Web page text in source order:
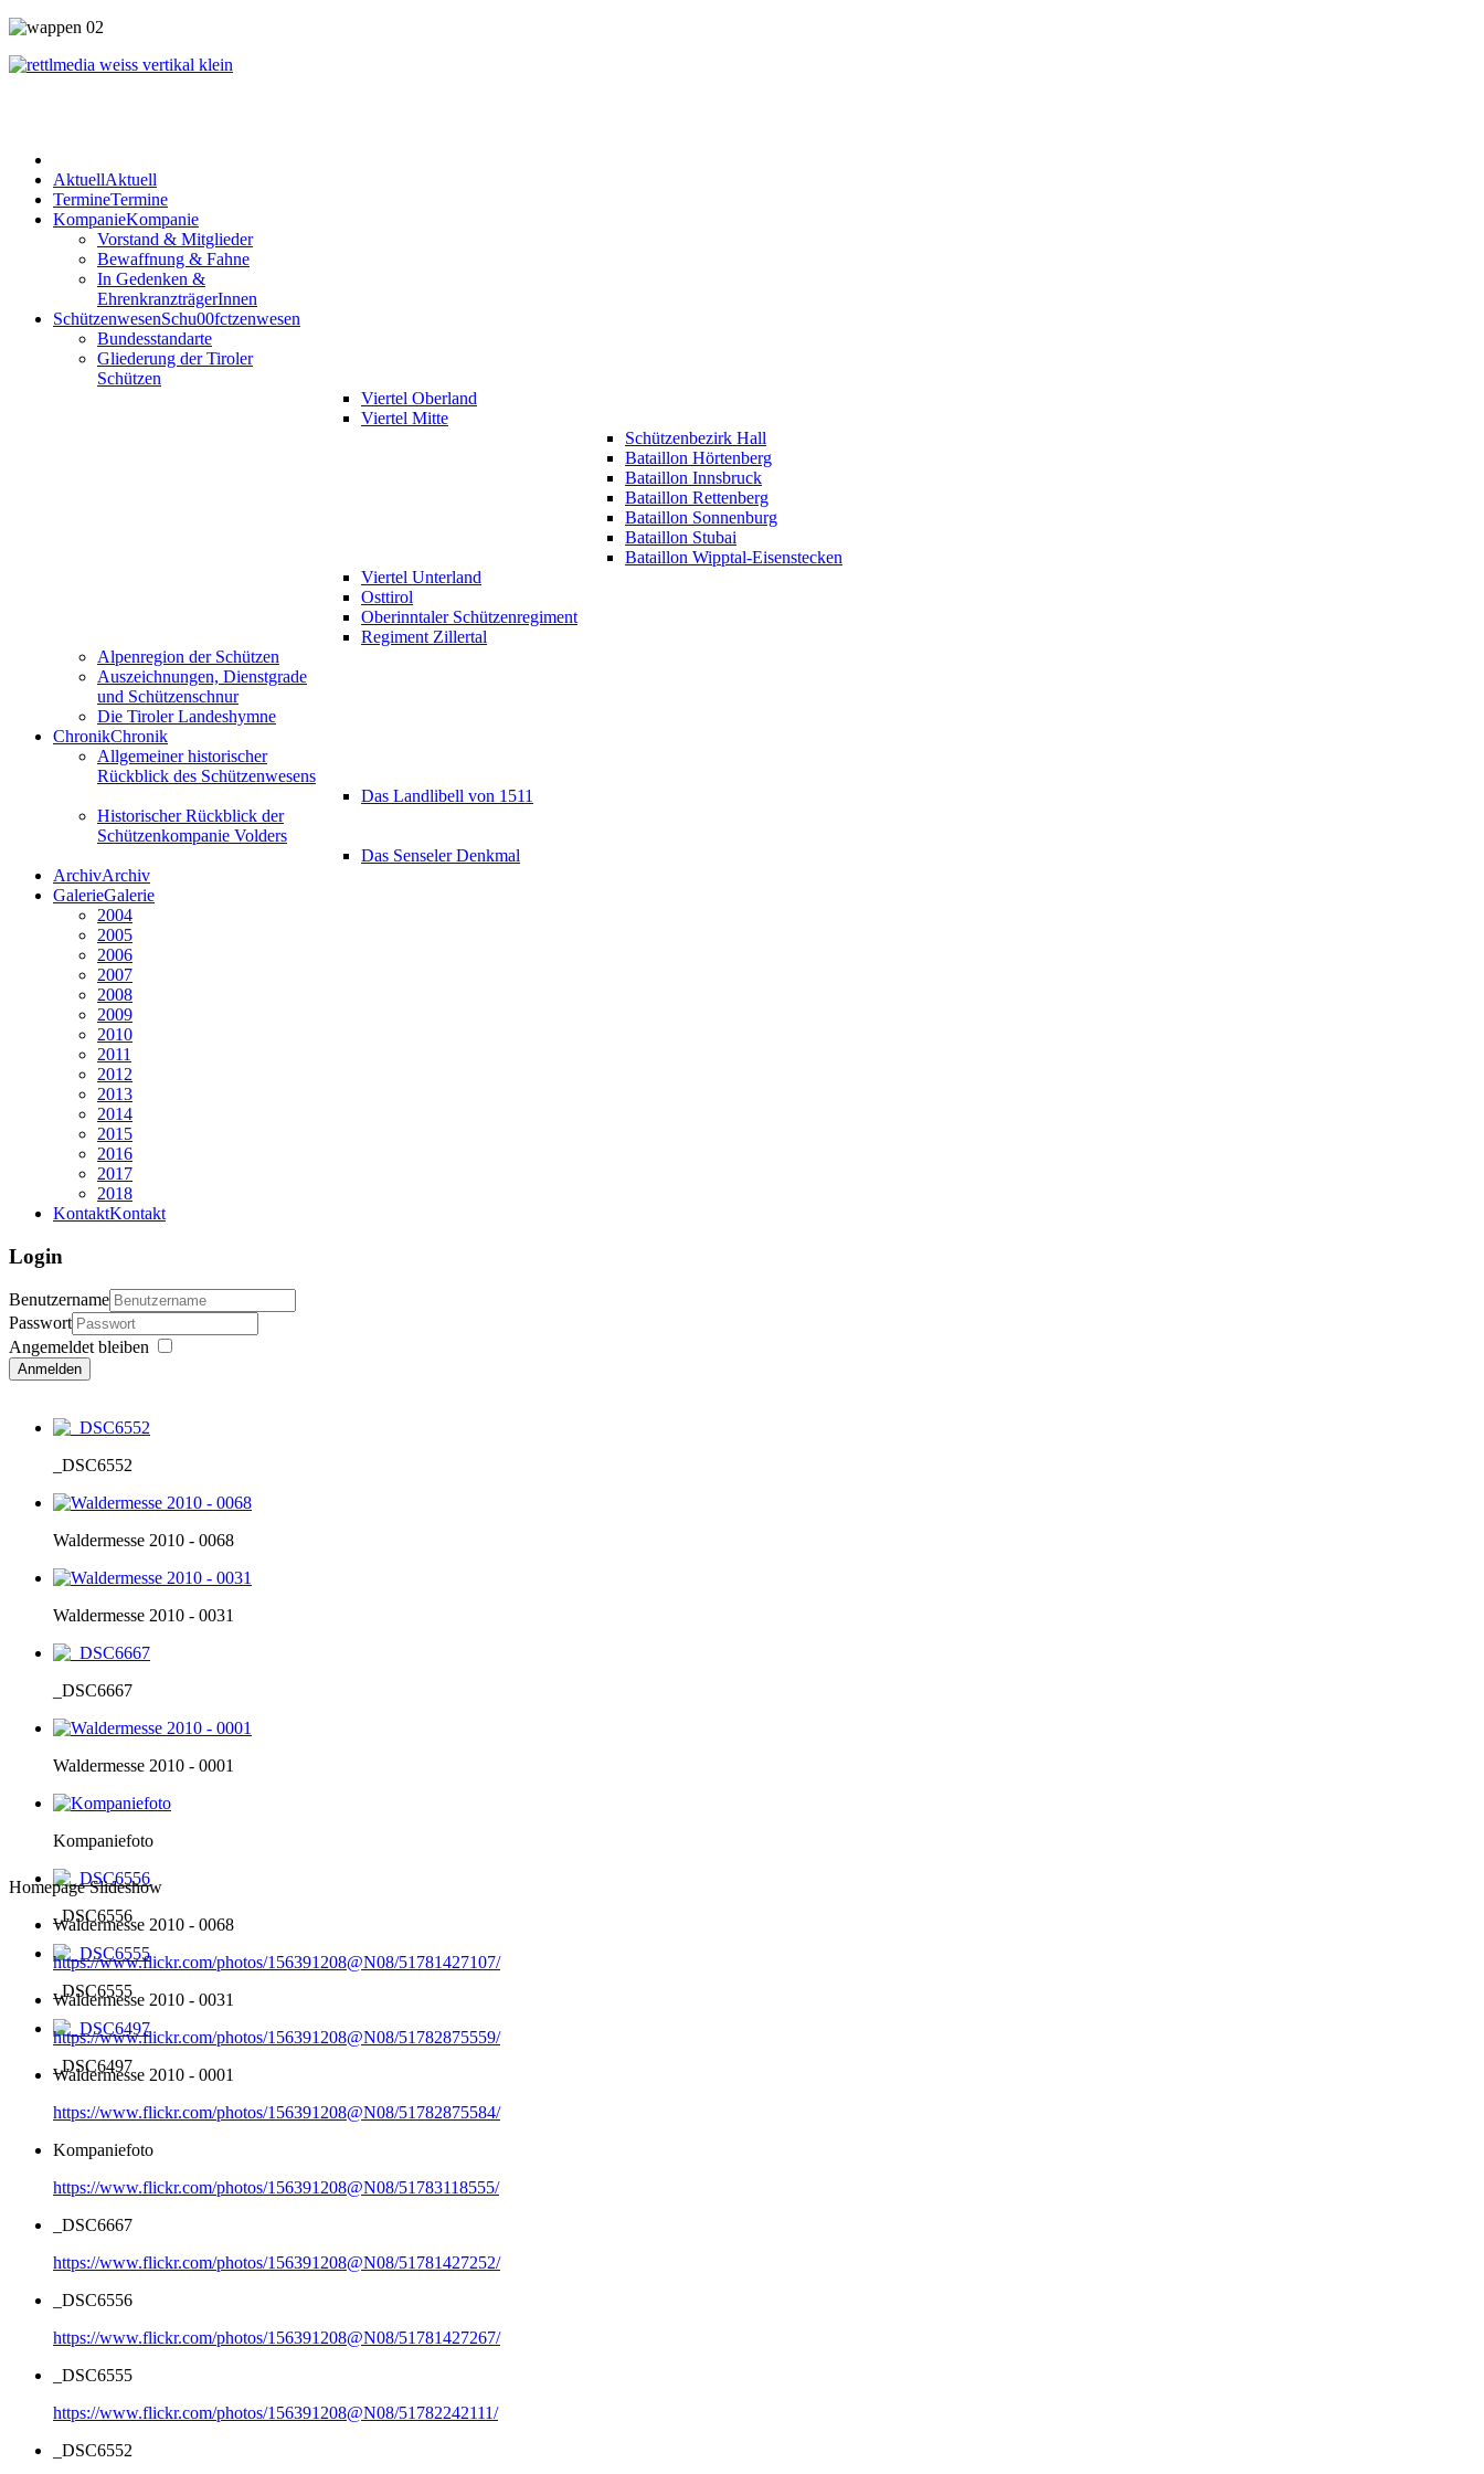
AktuellAktuell
TermineTermine
KompanieKompanie
Vorstand & Mitglieder
Bewaffnung & Fahne
In Gedenken &
EhrenkranzträgerInnen
SchützenwesenSchu00fctzenwesen
Bundesstandarte
Gliederung der Tiroler
Schützen
Viertel Oberland
Viertel Mitte
Schützenbezirk Hall
Bataillon Hörtenberg
Bataillon Innsbruck
Bataillon Rettenberg
Bataillon Sonnenburg
Bataillon Stubai
Bataillon Wipptal-Eisenstecken
Viertel Unterland
Osttirol
Oberinntaler Schützenregiment
Regiment Zillertal
Alpenregion der Schützen
Auszeichnungen, Dienstgrade
und Schützenschnur
Die Tiroler Landeshymne
ChronikChronik
Allgemeiner historischer
Rückblick des Schützenwesens
Das Landlibell von 1511
Historischer Rückblick der
Schützenkompanie Volders
Das Senseler Denkmal
ArchivArchiv
GalerieGalerie
2004
2005
2006
2007
2008
2009
2010
2011
2012
2013
2014
2015
2016
2017
2018
KontaktKontakt
Login
Benutzername
Passwort
Angemeldet bleiben
Anmelden
_DSC6552
Waldermesse 2010 - 0068
Waldermesse 2010 - 0031
_DSC6667
Waldermesse 2010 - 0001
Kompaniefoto
_DSC6556
_DSC6555
_DSC6497
Homepage Slideshow
Waldermesse 2010 - 0068
https://www.flickr.com/photos/156391208@N08/51781427107/
Waldermesse 2010 - 0031
https://www.flickr.com/photos/156391208@N08/51782875559/
Waldermesse 2010 - 0001
https://www.flickr.com/photos/156391208@N08/51782875584/
Kompaniefoto
https://www.flickr.com/photos/156391208@N08/51783118555/
_DSC6667
https://www.flickr.com/photos/156391208@N08/51781427252/
_DSC6556
https://www.flickr.com/photos/156391208@N08/51781427267/
_DSC6555
https://www.flickr.com/photos/156391208@N08/51782242111/
_DSC6552